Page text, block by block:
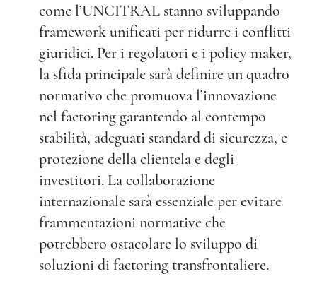
come l’UNCITRAL stanno sviluppando
framework unificati per ridurre i conflitti
giuridici. Per i regolatori e i policy maker,
la sfida principale sarà definire un quadro
normativo che promuova l’innovazione
nel factoring garantendo al contempo
stabilità, adeguati standard di sicurezza, e
protezione della clientela e degli
investitori. La collaborazione
internazionale sarà essenziale per evitare
frammentazioni normative che
potrebbero ostacolare lo sviluppo di
soluzioni di factoring transfrontaliere.